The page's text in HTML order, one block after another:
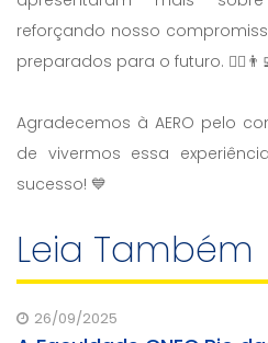
reforçando nosso
preparados para o futuro.
Agradecemos à AERO pelo
de vivermos essa
sucesso! 💙
Leia Também
26/09/2025